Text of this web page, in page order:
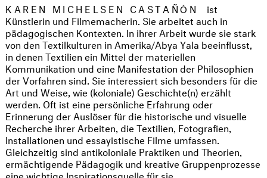
KAREN MICHELSEN CASTAÑÓN
ist
Künstlerin und Filmemacherin. Sie arbeitet auch in
pädagogischen Kontexten. In ihrer Arbeit wurde sie stark
von den Textilkulturen in Amerika/Abya Yala beeinflusst,
in denen Textilien ein Mittel der materiellen
Kommunikation und eine Manifestation der Philosophien
der Vorfahren sind. Sie interessiert sich besonders für die
Art und Weise, wie (koloniale) Geschichte(n) erzählt
werden. Oft ist eine persönliche Erfahrung oder
Erinnerung der Auslöser für die historische und visuelle
Recherche ihrer Arbeiten, die Textilien, Fotografien,
Installationen und essayistische Filme umfassen.
Gleichzeitig sind antikoloniale Praktiken und Theorien,
ermächtigende Pädagogik und kreative Gruppenprozesse
eine wichtige Inspirationsquelle für sie.